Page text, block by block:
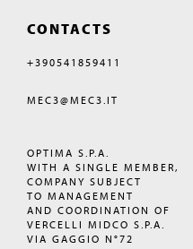
CONTACTS
+390541859411
MEC3@MEC3.IT
OPTIMA S.P.A.
WITH A SINGLE MEMBER,
COMPANY SUBJECT
TO MANAGEMENT
AND COORDINATION OF
VERCELLI MIDCO S.P.A.
VIA GAGGIO N°72